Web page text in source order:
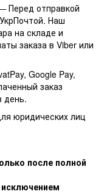
Перед отправкой
Наш
на складе и
заказа в Viber или
Google Pay,
заказ
день.
юридических лиц
после полной